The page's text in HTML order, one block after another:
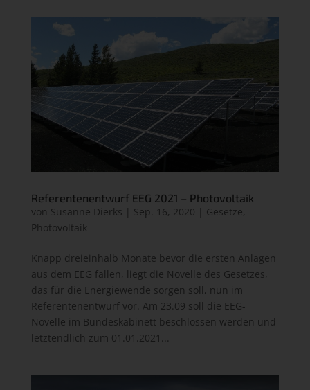
Referentenentwurf EEG 2021 – Photovoltaik
von Susanne Dierks Sep. 16, 2020 Gesetze,
Photovoltaik
Knapp dreieinhalb Monate bevor die ersten Anlagen
aus dem EEG fallen, liegt die Novelle des Gesetzes,
das für die Energiewende sorgen soll, nun im
Referentenentwurf vor. Am 23.09 soll die EEG-
Novelle im Bundeskabinett beschlossen werden und
letztendlich zum 01.01.2021...